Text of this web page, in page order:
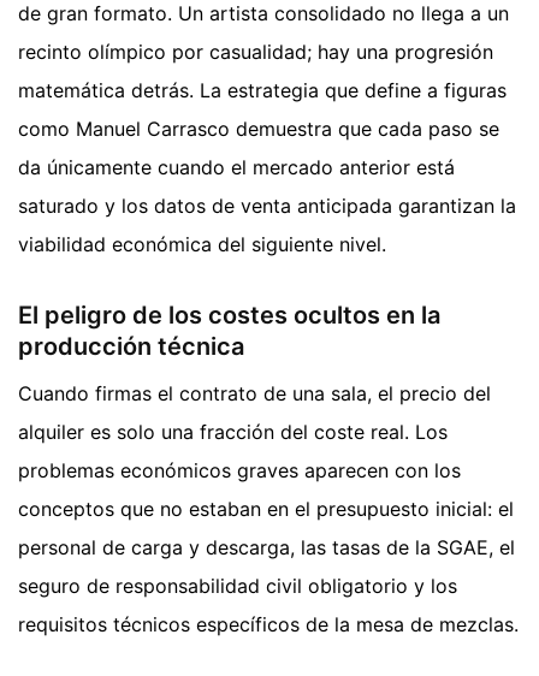
de gran formato. Un artista consolidado no llega a un
recinto olímpico por casualidad; hay una progresión
matemática detrás. La estrategia que define a figuras
como Manuel Carrasco demuestra que cada paso se
da únicamente cuando el mercado anterior está
saturado y los datos de venta anticipada garantizan la
viabilidad económica del siguiente nivel.
El peligro de los costes ocultos en la
producción técnica
Cuando firmas el contrato de una sala, el precio del
alquiler es solo una fracción del coste real. Los
problemas económicos graves aparecen con los
conceptos que no estaban en el presupuesto inicial: el
personal de carga y descarga, las tasas de la SGAE, el
seguro de responsabilidad civil obligatorio y los
requisitos técnicos específicos de la mesa de mezclas.